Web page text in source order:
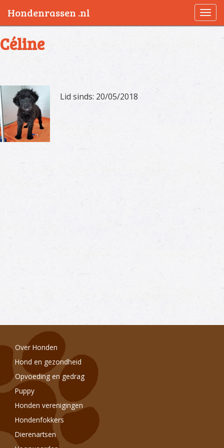
Céline
Lid sinds: 20/05/2018
Over Honden
Hond en gezondheid
Opvoeding en gedrag
Puppy
Honden verenigingen
Hondenfokkers
Dierenartsen
Hondenrassen .nl